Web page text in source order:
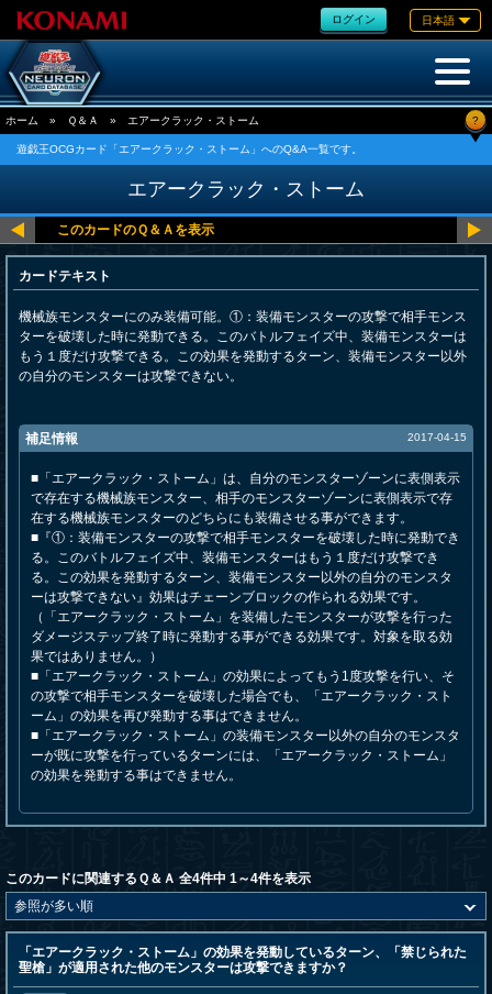
ログイン 日本語
ホーム » Ｑ＆Ａ » エアークラック・ストーム ?
遊戯王OCGカード「エアークラック・ストーム」へのQ&A一覧です。
エアークラック・ストーム
カードテキスト
機械族モンスターにのみ装備可能。①：装備モンスターの攻撃で相手モンス
ターを破壊した時に発動できる。このバトルフェイズ中、装備モンスターは
もう１度だけ攻撃できる。この効果を発動するターン、装備モンスター以外
の自分のモンスターは攻撃できない。
補足情報 2017-04-15
■「エアークラック・ストーム」は、自分のモンスターゾーンに表側表示
で存在する機械族モンスター、相手のモンスターゾーンに表側表示で存
在する機械族モンスターのどちらにも装備させる事ができます。
■『①：装備モンスターの攻撃で相手モンスターを破壊した時に発動でき
る。このバトルフェイズ中、装備モンスターはもう１度だけ攻撃でき
る。この効果を発動するターン、装備モンスター以外の自分のモンスタ
ーは攻撃できない』効果はチェーンブロックの作られる効果です。
（「エアークラック・ストーム」を装備したモンスターが攻撃を行った
ダメージステップ終了時に発動する事ができる効果です。対象を取る効
果ではありません。）
■「エアークラック・ストーム」の効果によってもう1度攻撃を行い、そ
の攻撃で相手モンスターを破壊した場合でも、「エアークラック・スト
ーム」の効果を再び発動する事はできません。
■「エアークラック・ストーム」の装備モンスター以外の自分のモンスタ
ーが既に攻撃を行っているターンには、「エアークラック・ストーム」
の効果を発動する事はできません。
このカードに関連するＱ＆Ａ 全4件中 1～4件を表示
「エアークラック・ストーム」の効果を発動しているターン、「禁じられた
聖槍」が適用された他のモンスターは攻撃できますか？